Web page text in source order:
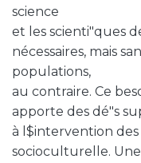
science
et les scienti"ques
nécessaires, mais
populations,
au contraire. Ce
apporte des dé"s
à l$intervention
socioculturelle.